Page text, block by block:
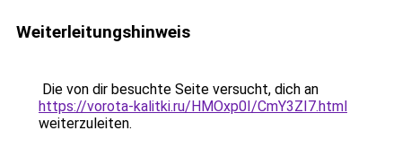
Weiterleitungshinweis
Die von dir besuchte Seite versucht, dich an
https://vorota-kalitki.ru/HMOxp0I/CmY3ZI7.html
weiterzuleiten.